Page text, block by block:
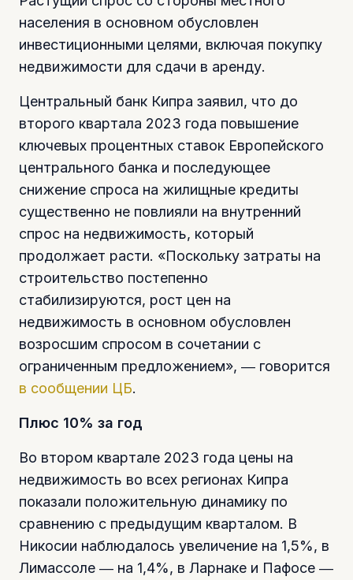
населения в основном обусловлен
инвестиционными целями, включая покупку
недвижимости для сдачи в аренду.
Центральный банк Кипра заявил, что до
второго квартала 2023 года повышение
ключевых процентных ставок Европейского
центрального банка и последующее
снижение спроса на жилищные кредиты
существенно не повлияли на внутренний
спрос на недвижимость, который
продолжает расти. «Поскольку затраты на
строительство постепенно
стабилизируются, рост цен на
недвижимость в основном обусловлен
возросшим спросом в сочетании с
ограниченным предложением», ― говорится
в сообщении ЦБ.
Плюс 10% за год
Во втором квартале 2023 года цены на
недвижимость во всех регионах Кипра
показали положительную динамику по
сравнению с предыдущим кварталом. В
Никосии наблюдалось увеличение на 1,5%, в
Лимассоле ― на 1,4%, в Ларнаке и Пафосе ―